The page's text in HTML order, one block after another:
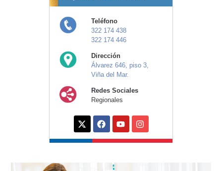
Teléfono
322 174 438
322 174 446
Dirección
Álvarez 646, piso 3,
Viña del Mar.
Redes Sociales
Regionales